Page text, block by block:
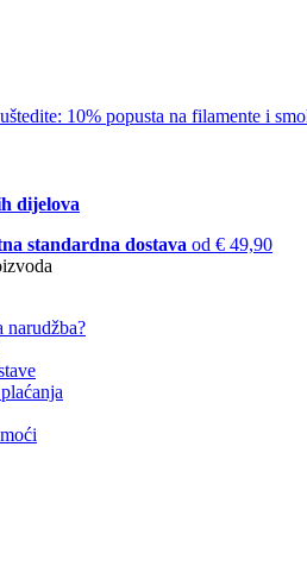
10% popusta na filamente i
dijelova
standardna dostava od € 49,90
narudžba?